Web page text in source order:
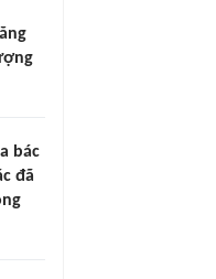
bác
đã